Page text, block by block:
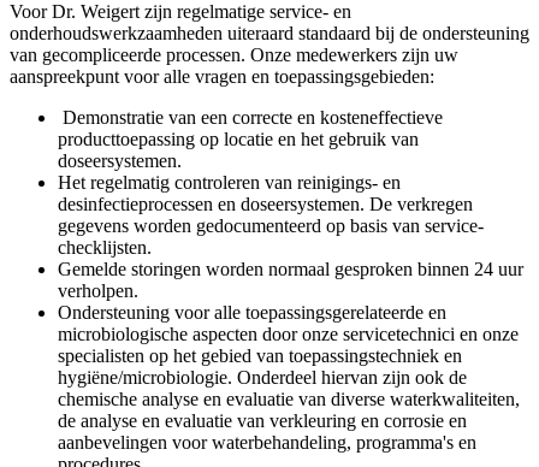
Voor Dr. Weigert zijn regelmatige service- en
onderhoudswerkzaamheden uiteraard standaard bij de ondersteuning
van gecompliceerde processen. Onze medewerkers zijn uw
aanspreekpunt voor alle vragen en toepassingsgebieden:
Demonstratie van een correcte en kosteneffectieve
producttoepassing op locatie en het gebruik van
doseersystemen.
Het regelmatig controleren van reinigings- en
desinfectieprocessen en doseersystemen. De verkregen
gegevens worden gedocumenteerd op basis van service-
checklijsten.
Gemelde storingen worden normaal gesproken binnen 24 uur
verholpen.
Ondersteuning voor alle toepassingsgerelateerde en
microbiologische aspecten door onze servicetechnici en onze
specialisten op het gebied van toepassingstechniek en
hygiëne/microbiologie. Onderdeel hiervan zijn ook de
chemische analyse en evaluatie van diverse waterkwaliteiten,
de analyse en evaluatie van verkleuring en corrosie en
aanbevelingen voor waterbehandeling, programma's en